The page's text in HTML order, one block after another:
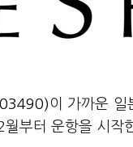
이 가까운 일
부터 운항을 시작